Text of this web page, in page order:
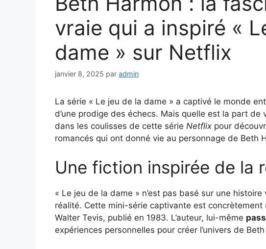
vraie qui a inspiré «
dame » sur Netflix
janvier 8, 2025 par admin
La série « Le jeu de la dame » a captivé le monde
d’une prodige des échecs. Mais quelle est la part
dans les coulisses de cette série Netflix pour
romancés qui ont donné vie au personnage de Beth
Une fiction inspirée de la
« Le jeu de la dame » n’est pas basé sur une
réalité. Cette mini-série captivante est
Walter Tevis, publié en 1983. L’auteur, lui-même
expériences personnelles pour créer l’univers de